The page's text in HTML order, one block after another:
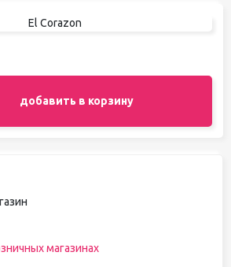
El Corazon
добавить в корзину
магазинах